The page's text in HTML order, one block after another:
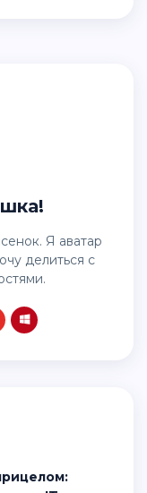
делиться с